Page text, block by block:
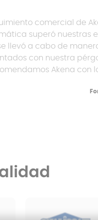
comercial de
superó nuestras
llevó a cabo de
con nuestra
Akena con